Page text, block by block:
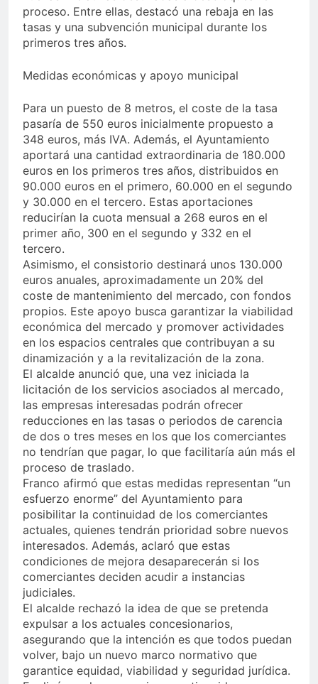
proceso. Entre ellas, destacó una rebaja en las
tasas y una subvención municipal durante los
primeros tres años.
Medidas económicas y apoyo municipal
Para un puesto de 8 metros, el coste de la tasa
pasaría de 550 euros inicialmente propuesto a
348 euros, más IVA. Además, el Ayuntamiento
aportará una cantidad extraordinaria de 180.000
euros en los primeros tres años, distribuidos en
90.000 euros en el primero, 60.000 en el segundo
y 30.000 en el tercero. Estas aportaciones
reducirían la cuota mensual a 268 euros en el
primer año, 300 en el segundo y 332 en el
tercero.
Asimismo, el consistorio destinará unos 130.000
euros anuales, aproximadamente un 20% del
coste de mantenimiento del mercado, con fondos
propios. Este apoyo busca garantizar la viabilidad
económica del mercado y promover actividades
en los espacios centrales que contribuyan a su
dinamización y a la revitalización de la zona.
El alcalde anunció que, una vez iniciada la
licitación de los servicios asociados al mercado,
las empresas interesadas podrán ofrecer
reducciones en las tasas o periodos de carencia
de dos o tres meses en los que los comerciantes
no tendrían que pagar, lo que facilitaría aún más el
proceso de traslado.
Franco afirmó que estas medidas representan “un
esfuerzo enorme” del Ayuntamiento para
posibilitar la continuidad de los comerciantes
actuales, quienes tendrán prioridad sobre nuevos
interesados. Además, aclaró que estas
condiciones de mejora desaparecerán si los
comerciantes deciden acudir a instancias
judiciales.
El alcalde rechazó la idea de que se pretenda
expulsar a los actuales concesionarios,
asegurando que la intención es que todos puedan
volver, bajo un nuevo marco normativo que
garantice equidad, viabilidad y seguridad jurídica.